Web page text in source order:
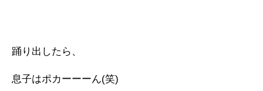
踊り出したら、
息子はポカーーーん(笑)